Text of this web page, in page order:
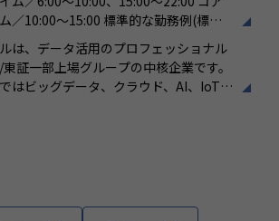
求人となります。
模ネットワークの運用～構築やコンサル
トワークSIといったネットワーク領域の
ゼロトラスト事業とネットワーク自動化
す。
プメントの意味で、その名の通り、新し
ン能力など、幅広い経験に基づくスキル
ップが可能な環境です。
直接やり取りをする立場であり、要件
携われます。
の指示する業務への異動を命じることが
／10:00～15:00 標準的な勤務例(標準
時間)／9:00～18:00
：フレックス制（コアタイムあり）
労働の有無： 有（月平均19時間）
間： 60分
は、データ活用のプロフェッショナル
証一部上場グループの中核企業です。
はビッグデータ、クラウド、AI、IoTを
場にスコープを拡張しています。
大半は大手企業となっており、30年以